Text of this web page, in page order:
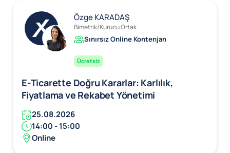
Özge KARADAŞ
Bimetrik/Kurucu Ortak
Sınırsız Online Kontenjan
Ücretsiz
E-Ticarette Doğru Kararlar: Karlılık,
Fiyatlama ve Rekabet Yönetimi
25.08.2026
14:00 - 15:00
Online